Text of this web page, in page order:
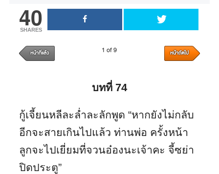
40
SHARES
หน้าที่แล้ว 1 of 9 หน้าถัดไป
บทที่ 74
กู้เจี้ยนหลีละล่ำละลักพูด “หากยังไม่กลับ
อีกจะสายเกินไปแล้ว ท่านพ่อ ครั้งหน้า
ลูกจะไปเยี่ยมที่จวนอ๋องนะเจ้าคะ จี้ซย่า
ปิดประตู”